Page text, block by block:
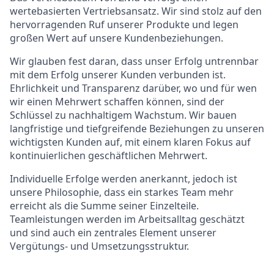
wertebasierten Vertriebsansatz. Wir sind stolz auf den
hervorragenden Ruf unserer Produkte und legen
großen Wert auf unsere Kundenbeziehungen.
Wir glauben fest daran, dass unser Erfolg untrennbar
mit dem Erfolg unserer Kunden verbunden ist.
Ehrlichkeit und Transparenz darüber, wo und für wen
wir einen Mehrwert schaffen können, sind der
Schlüssel zu nachhaltigem Wachstum. Wir bauen
langfristige und tiefgreifende Beziehungen zu unseren
wichtigsten Kunden auf, mit einem klaren Fokus auf
kontinuierlichen geschäftlichen Mehrwert.
Individuelle Erfolgewerden anerkannt, jedoch ist
unsere Philosophie, dass ein starkes Team mehr
erreicht als die Summe seiner Einzelteile.
Teamleistungen werden im Arbeitsalltag geschätzt
und sind auch ein zentrales Element unserer
Vergütungs- und Umsetzungsstruktur.